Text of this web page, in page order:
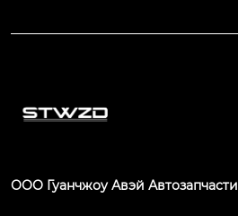
ООО Гуанчжоу Авэй Автозапчасти